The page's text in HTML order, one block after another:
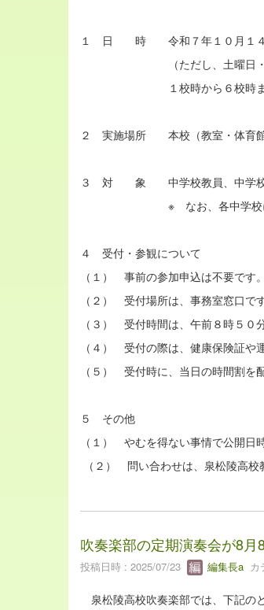
１ 日 時 令和７年１０月１４日
（ただし、土曜日・日曜
１校時から６校時まで（午
２ 実施場所 本校（教室・体育館
３ 対 象 中学校教員、中学校３
※ なお、各中学校における秋
４ 受付・参観について
（１） 事前の参加申込は不要です。
（２） 受付場所は、事務室窓口で
（３） 受付時間は、午前８時５０
（４） 受付の際は、健康保険証や
（５） 受付時に、当日の時間割を
５ その他
（１） やむを得ない事情で公開日
（２） 問い合わせは、泉松陵高校
吹奏楽部の定期演奏会が8月
投稿日時 : 2025/07/23 編集長a カ
泉松陵高校吹奏楽部では、下記の